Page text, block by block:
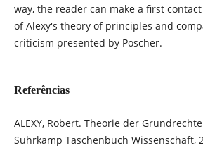
way, the reader can make a first
of Alexy's theory of principles and
criticism presented by Poscher.
Referências
ALEXY, Robert. Theorie der
Suhrkamp Taschenbuch Wissenschaft,